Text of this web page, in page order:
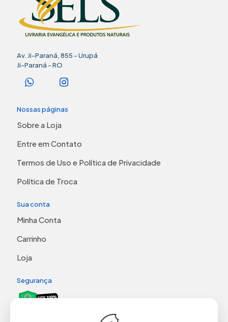
Av. Ji-Paraná, 855 - Urupá
Ji-Paraná - RO
Nossas páginas
Sobre a Loja
Entre em Contato
Termos de Uso e Política de Privacidade
Política de Troca
Sua conta
Minha Conta
Carrinho
Loja
Segurança